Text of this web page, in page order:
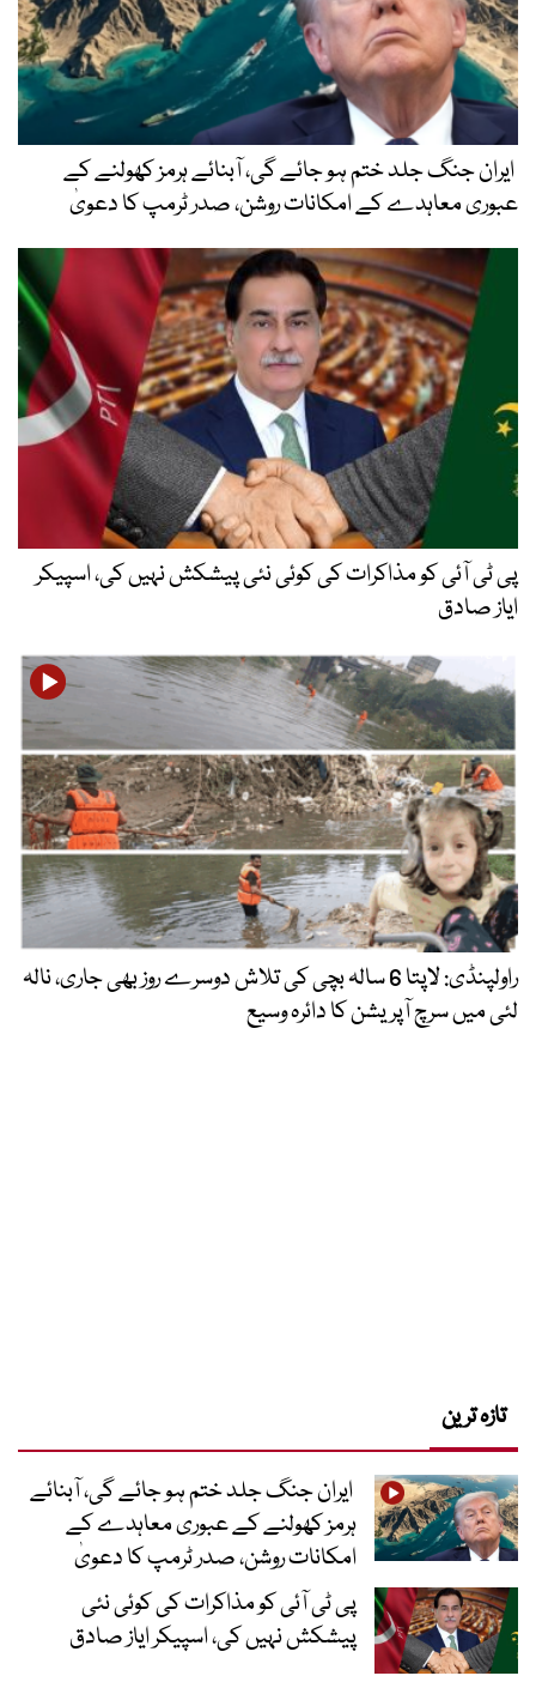
ایران جنگ جلد ختم ہو جائے گی، آبنائے ہرمز کھولنے کے
عبوری معاہدے کے امکانات روشن، صدر ٹرمپ کا دعویٰ
پی ٹی آئی کو مذاکرات کی کوئی نئی پیشکش نہیں کی، اسپیکر
ایاز صادق
راولپنڈی: لاپتا 6 سالہ بچی کی تلاش دوسرے روز بھی جاری، نالہ
لئی میں سرچ آپریشن کا دائرہ وسیع
تازہ ترین
ایران جنگ جلد ختم ہو جائے گی، آبنائے
ہرمز کھولنے کے عبوری معاہدے کے
امکانات روشن، صدر ٹرمپ کا دعویٰ
پی ٹی آئی کو مذاکرات کی کوئی نئی
پیشکش نہیں کی، اسپیکر ایاز صادق